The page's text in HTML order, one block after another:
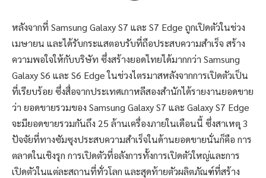
หลังจากที่ Samsung Galaxy S7 และ S7 Edge ถูกเปิดตัวในช่วง
เมษายน และได้รับกระแสตอบรับที่ถือประสบความสำเร็จ สร้าง
ความพอใจให้กับบริษัท ซึ่งสร้างยอดไทยได้มากกว่า Samsung
Galaxy S6 และ S6 Edge ในช่วงไตรมาสหลังจากการเปิดตัวเป็น
ที่เรียบร้อย ซึ่งสื่อจากประเทศเกาหลีสองสำนักได้รายงานยอดขาย
ว่า ยอดขายรวมของ Samsung Galaxy S7 และ Galaxy S7 Edge
จะมียอดขายรวมกันถึง 25 ล้านเครื่องภายในเดือนนี้ ซึ่งสาเหตุ 3
ปัจจัยที่ทางซัมซุงประสบความสำเร็จในด้านยอดขายนั่นก็คือ การ
ตลาดในเชิงรุก การเปิดตัวที่อลังการทั้งการเปิดตัวใหญ่และการ
เปิดตัวในแต่ละสถานที่ทั่วโลก และสุดท้ายตัวผลิตภัณฑ์ที่สร้าง